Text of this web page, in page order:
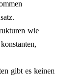
wie
gibt es keinen